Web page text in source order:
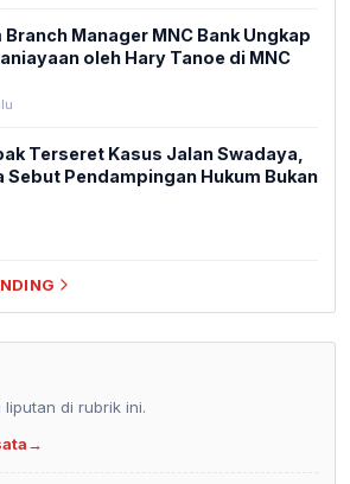
Branch Manager MNC Bank Ungkap
oleh Hary Tanoe di MNC
Terseret Kasus Jalan Swadaya,
Sebut Pendampingan Hukum Bukan
di rubrik ini.
→